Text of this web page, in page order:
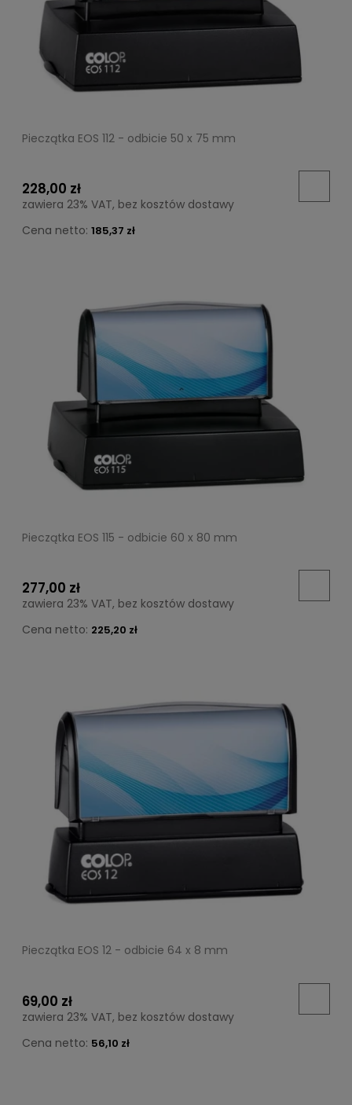
Pieczątka EOS 112 - odbicie 50 x 75 mm
228,00 zł
zawiera 23% VAT, bez kosztów dostawy
Cena netto: 185,37 zł
Pieczątka EOS 115 - odbicie 60 x 80 mm
277,00 zł
zawiera 23% VAT, bez kosztów dostawy
Cena netto: 225,20 zł
Pieczątka EOS 12 - odbicie 64 x 8 mm
69,00 zł
zawiera 23% VAT, bez kosztów dostawy
Cena netto: 56,10 zł